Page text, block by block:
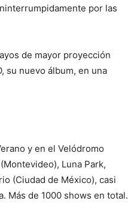
por las
de mayor proyección
su nuevo álbum, en una
y en el Velódromo
Luna Park,
(Ciudad de México), casi
Más de 1000 shows en total.